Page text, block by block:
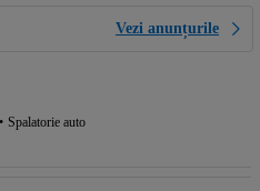
Vezi anunțurile
Spalatorie auto